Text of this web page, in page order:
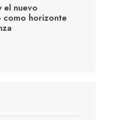
el nuevo
como horizonte